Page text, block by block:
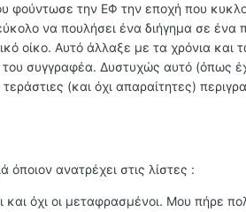
φούντωσε την ΕΦ την εποχή που
να πουλήσει ένα διήγημα σε ένα
οίκο. Αυτό άλλαξε με τα χρόνια και
του συγγραφέα. Δυστυχώς αυτό (όπως
(και όχι απαραίτητες)
όποιον ανατρέχει στις λίστες :
και όχι οι μεταφρασμένοι. Μου πήρε